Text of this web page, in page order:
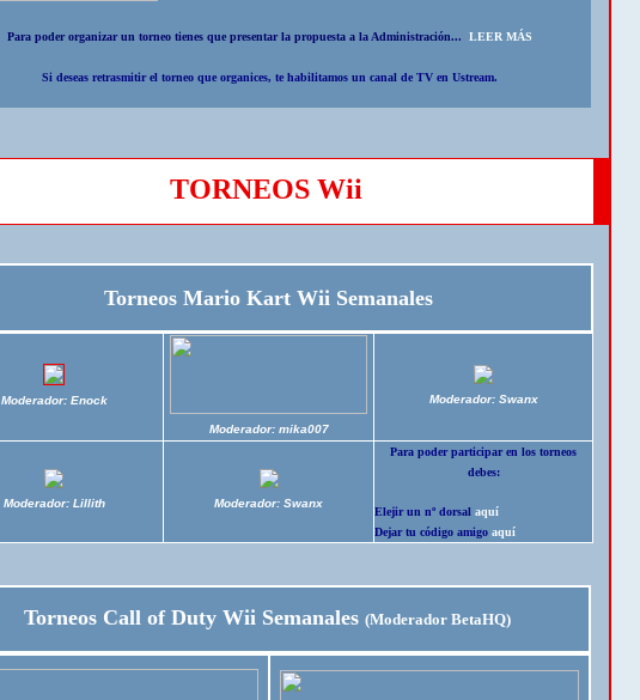
Para poder organizar un torneo tienes que presentar la propuesta a la Administración... LEER MÁS
Si deseas retrasmitir el torneo que organices, te habilitamos un canal de TV en Ustream.
TORNEOS Wii
Torneos Mario Kart Wii Semanales
Moderador: Enock
Moderador: mika007
Moderador: Swanx
Moderador: Lillith Moderador: Swanx
Para poder participar en los torneos
debes:
Elejir un nº dorsalaquí
Dejar tu código amigoaquí
Torneos Call of Duty Wii Semanales (Moderador BetaHQ)